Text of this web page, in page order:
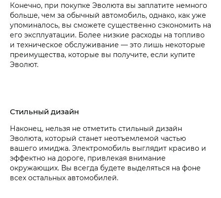
Конечно, при покупке Эволюта вы заплатите немного
больше, чем за обычный автомобиль, однако, как уже
упоминалось, вы сможете существенно сэкономить на
его эксплуатации. Более низкие расходы на топливо
и техническое обслуживание — это лишь некоторые
преимущества, которые вы получите, если купите
Эволют.
Стильный дизайн
Наконец, нельзя не отметить стильный дизайн
Эволюта, который станет неотъемлемой частью
вашего имиджа. Электромобиль выглядит красиво и
эффектно на дороге, привлекая внимание
окружающих. Вы всегда будете выделяться на фоне
всех остальных автомобилей.